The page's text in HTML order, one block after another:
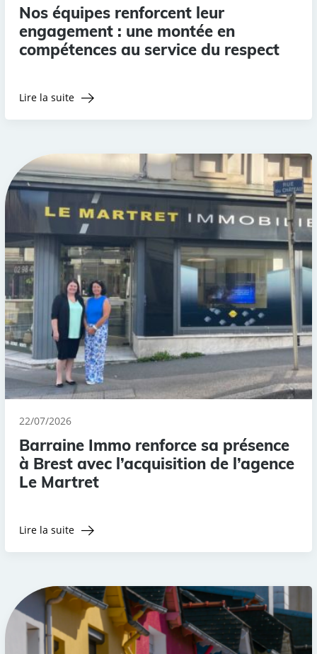
Nos équipes renforcent leur
engagement : une montée en
compétences au service du respect
Lire la suite
22/07/2026
Barraine Immo renforce sa présence
à Brest avec l’acquisition de l’agence
Le Martret
Lire la suite